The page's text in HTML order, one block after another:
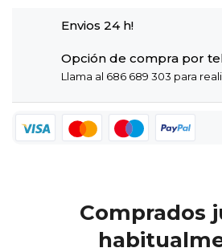
Envios 24 h!
Opción de compra por
Llama al 686 689 303 para
Comprados